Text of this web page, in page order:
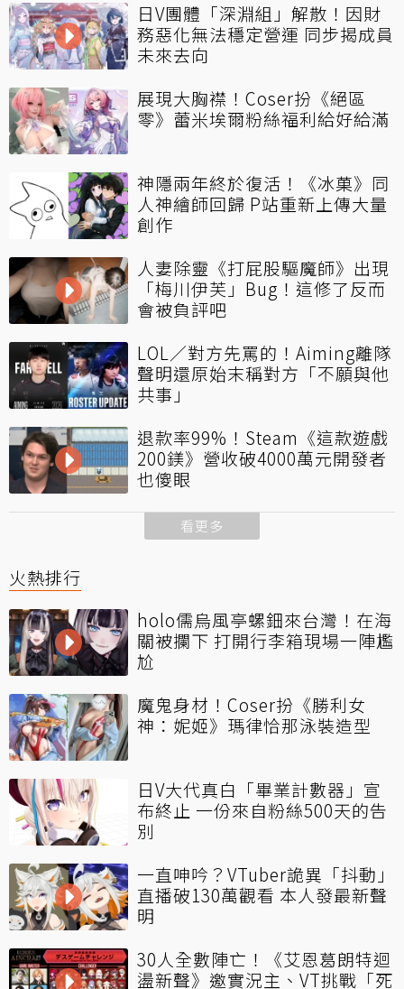
日V團體「深淵組」解散！因財
務惡化無法穩定營運 同步揭成員
未來去向
展現大胸襟！Coser扮《絕區
零》蕾米埃爾粉絲福利給好給滿
神隱兩年終於復活！《冰菓》同
人神繪師回歸 P站重新上傳大量
創作
人妻除靈《打屁股驅魔師》出現
「梅川伊芙」Bug！這修了反而
會被負評吧
LOL／對方先罵的！Aiming離隊
聲明還原始末稱對方「不願與他
共事」
退款率99%！Steam《這款遊戲
200鎂》營收破4000萬元開發者
也傻眼
看更多
火熱排行
holo儒烏風亭螺鈿來台灣！在海
關被攔下 打開行李箱現場一陣尷
尬
魔鬼身材！Coser扮《勝利女
神：妮姬》瑪律恰那泳裝造型
日V大代真白「畢業計數器」宣
布終止 一份來自粉絲500天的告
別
一直呻吟？VTuber詭異「抖動」
直播破130萬觀看 本人發最新聲
明
30人全數陣亡！《艾恩葛朗特迴
盪新聲》邀實況主、VT挑戰「死